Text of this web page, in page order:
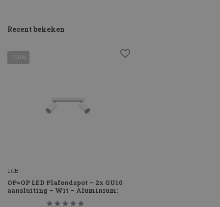
Recent bekeken
- 50%
LCB
OP=OP LED Plafondspot – 2x GU10
aansluiting – Wit – Aluminium: